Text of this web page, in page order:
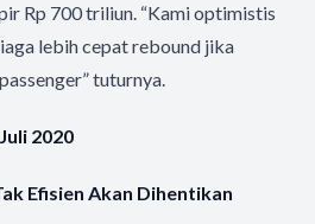
Rp 700 triliun. “Kami optimistis
lebih cepat rebound jika
tuturnya.
2020
Efisien Akan Dihentikan